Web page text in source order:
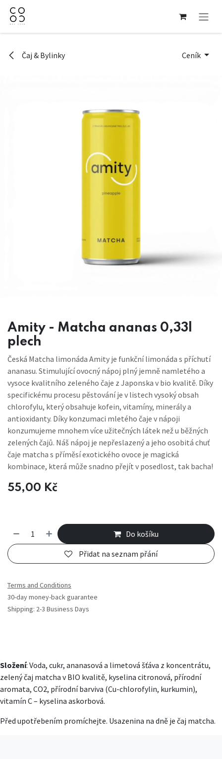
Přejít na obsah
Čaj & Bylinky Ceník
Amity - Matcha ananas 0,33l
plech
Česká Matcha limonáda Amity je funkční limonáda s příchutí
ananasu. Stimulující ovocný nápoj plný jemně namletého a
vysoce kvalitního zeleného čaje z Japonska v bio kvalitě. Díky
specifickému procesu pěstování je v listech vysoký obsah
chlorofylu, který obsahuje kofein, vitamíny, minerály a
antioxidanty. Díky konzumaci mletého čaje v nápoji
konzumujeme mnohem více užitečných látek než u běžných
zelených čajů. Náš nápoj je nepřeslazený a jeho osobitá chuť
čaje matcha s příměsí exotického ovoce je magická
kombinace, která může snadno přejít v posedlost, tak bacha!
55,00 Kč
Do košíku
Přidat na seznam přání
Terms and Conditions
30-day money-back guarantee
Shipping: 2-3 Business Days
Složení: Voda, cukr, ananasová a limetová šťáva z koncentrátu,
zelený čaj matcha v BIO kvalitě, kyselina citronová, přírodní
aromata, CO2, přírodní barviva (Cu-chlorofylin, kurkumin),
vitamín C – kyselina askorbová.
Před upotřebením promíchejte. Usazenina na dně je čaj matcha.